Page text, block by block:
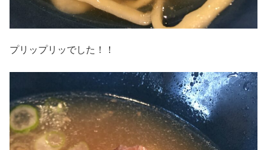
プリップリッでした！！